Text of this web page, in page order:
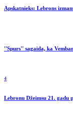
Apskatnieks: Lebrons
''Spurs'' sagaida, ka
4
Lebronu Džeimsu 21. gadu